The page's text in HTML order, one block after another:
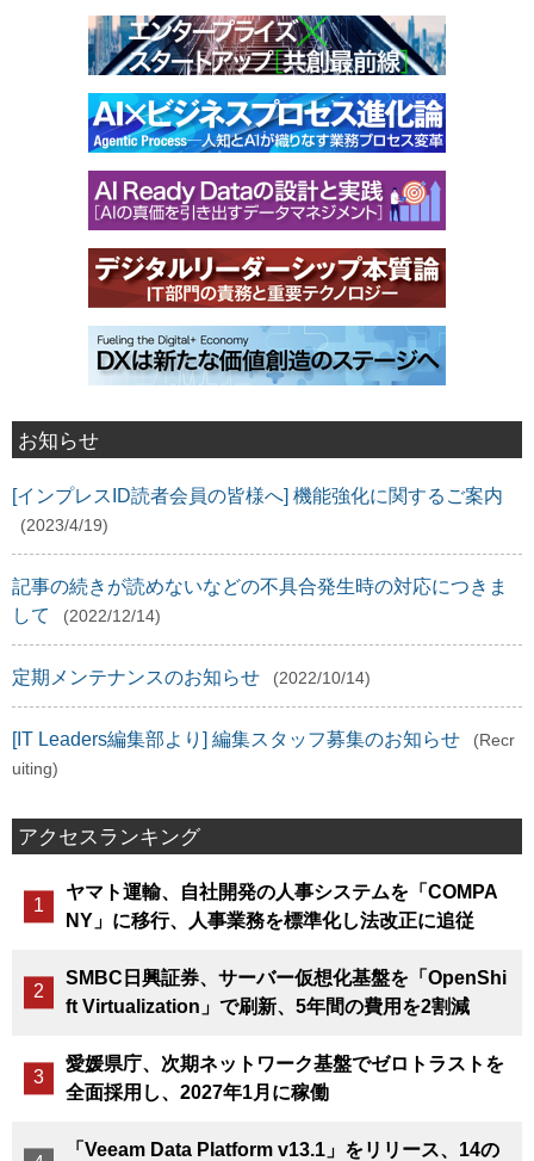
お知らせ
[インプレスID読者会員の皆様へ] 機能強化に関するご案内
(2023/4/19)
記事の続きが読めないなどの不具合発生時の対応につきま
して
(2022/12/14)
定期メンテナンスのお知らせ (2022/10/14)
[IT Leaders編集部より] 編集スタッフ募集のお知らせ
(Recr
uiting)
アクセスランキング
ヤマト運輸、自社開発の人事システムを「COMPA
NY」に移行、人事業務を標準化し法改正に追従
SMBC日興証券、サーバー仮想化基盤を「OpenShi
ft Virtualization」で刷新、5年間の費用を2割減
愛媛県庁、次期ネットワーク基盤でゼロトラストを
全面採用し、2027年1月に稼働
「Veeam Data Platform v13.1」をリリース、14の